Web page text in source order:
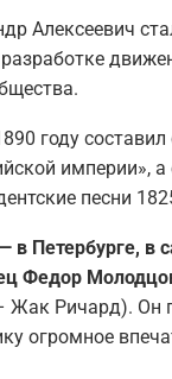
Алексеевич
году
империи»,
песни
в Петербурге, в
Федор
Жак Ричард). Он
огромное